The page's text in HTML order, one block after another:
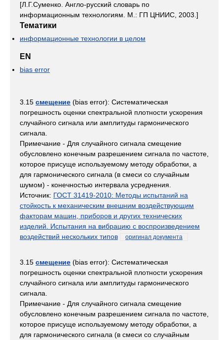
[Л.Г.Суменко. Англо-русский словарь по
информационным технологиям. М.: ГП ЦНИИС, 2003.]
Тематики
информационные технологии в целом
EN
bias error
3.15 смещение (bias error): Систематическая
погрешность оценки спектральной плотности ускорения
случайного сигнала или амплитуды гармонического
сигнала.
Примечание - Для случайного сигнала смещение
обусловлено конечным разрешением сигнала по частоте,
которое присуще используемому методу обработки, а
для гармонического сигнала (в смеси со случайным
шумом) - конечностью интервала усреднения.
Источник: ГОСТ 31419-2010: Методы испытаний на
стойкость к механическим внешним воздействующим
факторам машин, приборов и других технических
изделий. Испытания на вибрацию с воспроизведением
воздействий нескольких типов
оригинал документа
3.15 смещение (bias error): Систематическая
погрешность оценки спектральной плотности ускорения
случайного сигнала или амплитуды гармонического
сигнала.
Примечание - Для случайного сигнала смещение
обусловлено конечным разрешением сигнала по частоте,
которое присуще используемому методу обработки, а
для гармонического сигнала (в смеси со случайным